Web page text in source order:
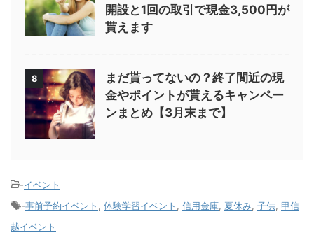
開設と1回の取引で現金3,500円が
貰えます
8
まだ貰ってないの？終了間近の現
金やポイントが貰えるキャンペー
ンまとめ【3月末まで】
-イベント
-事前予約イベント 体験学習イベント 信用金庫 夏休み 子供 甲信
越イベント